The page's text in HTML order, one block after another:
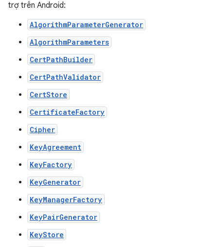
trợ trên Android:
AlgorithmParameterGenerator
AlgorithmParameters
CertPathBuilder
CertPathValidator
CertStore
CertificateFactory
Cipher
KeyAgreement
KeyFactory
KeyGenerator
KeyManagerFactory
KeyPairGenerator
KeyStore